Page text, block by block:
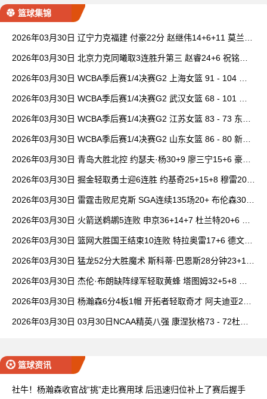
篮球集锦
2026年03月30日 辽宁力克福建 付豪22分 赵继伟14+6+11 莫兰德
2026年03月30日 北京力克同曦取3连胜升第三 赵睿24+6 祝铭震1
2026年03月30日 WCBA季后赛1/4决赛G2 上海女篮 91 - 104 四
2026年03月30日 WCBA季后赛1/4决赛G2 武汉女篮 68 - 101 山
2026年03月30日 WCBA季后赛1/4决赛G2 江苏女篮 83 - 73 东莞
2026年03月30日 WCBA季后赛1/4决赛G2 山东女篮 86 - 80 新疆
2026年03月30日 青岛大胜北控 约瑟夫·杨30+9 廖三宁15+6 豪斯
2026年03月30日 掘金轻取勇士迎6连胜 约基奇25+15+8 穆雷20+
2026年03月30日 雷霆击败尼克斯 SGA连续135场20+ 布伦森30分
2026年03月30日 火箭送鹈鹕5连败 申京36+14+7 杜兰特20+6 锡
2026年03月30日 篮网大胜国王结束10连败 特拉奥雷17+6 德文·
2026年03月30日 猛龙52分大胜魔术 斯科蒂·巴恩斯28分钟23+15
2026年03月30日 杰伦·布朗缺阵绿军轻取黄蜂 塔图姆32+5+8 普
2026年03月30日 杨瀚森6分4板1帽 开拓者轻取奇才 阿夫迪亚20+
2026年03月30日 03月30日NCAA精英八强 康涅狄格73 - 72杜克
篮球资讯
社牛！杨瀚森收官战“挑”走比赛用球 后迅速归位补上了赛后握手